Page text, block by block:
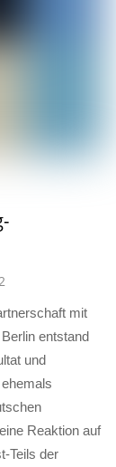
mit
entstand
und
Reaktion auf
Teils der